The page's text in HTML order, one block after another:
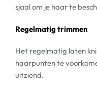
sjaal om je haar te
Regelmatig trimmen
Het regelmatig laten
haarpunten te
uitziend.